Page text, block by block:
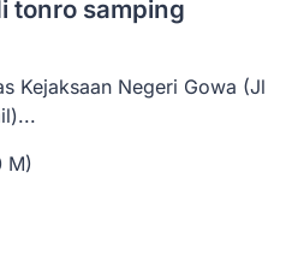
tonro samping
Kejaksaan Negeri Gowa (Jl
M)